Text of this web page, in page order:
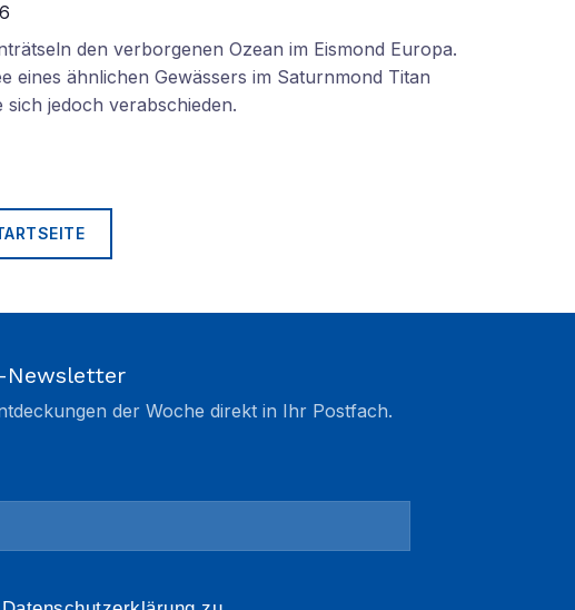
den verborgenen Ozean im Eismond Europa.
eines ähnlichen Gewässers im Saturnmond Titan
sich jedoch verabschieden.
Newsletter
der Woche direkt in Ihr Postfach.